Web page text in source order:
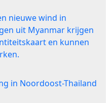
nieuwe wind in
uit Myanmar krijgen
en kunnen
in Noordoost-Thailand